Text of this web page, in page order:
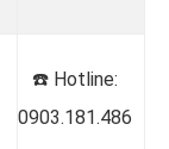
☎️ Hotline:
0903.181.486